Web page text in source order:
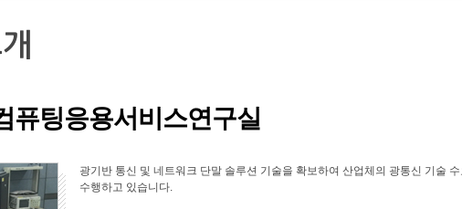
퓨팅응용서비스연구실
광기반 통신 및 네트워크 단말 솔루션 기술을 확보하여 산업체의 광통신 기술
수행하고 있습니다.